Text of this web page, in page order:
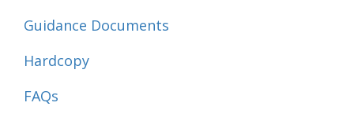
Guidance Documents
Hardcopy
FAQs